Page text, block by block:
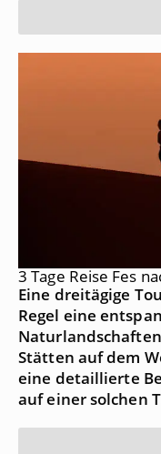
3 Tage Reise Fes
Eine dreitägige
Regel eine
Stätten auf dem
eine detaillierte
auf einer solchen